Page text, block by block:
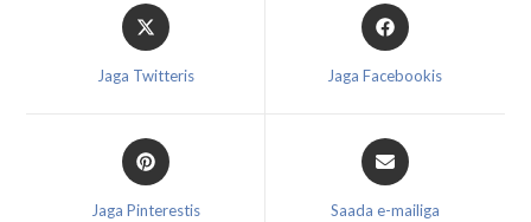
Opens
in
new
Jaga Twitteris
Opens
in
Jaga Facebookis
Opens
in
Jaga Pinterestis
Opens
in
Saada e-mailiga